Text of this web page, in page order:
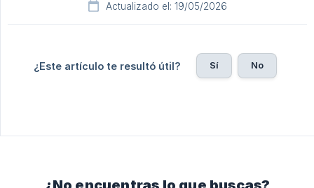
Actualizado el: 19/05/2026
¿Este artículo te resultó útil? Sí No